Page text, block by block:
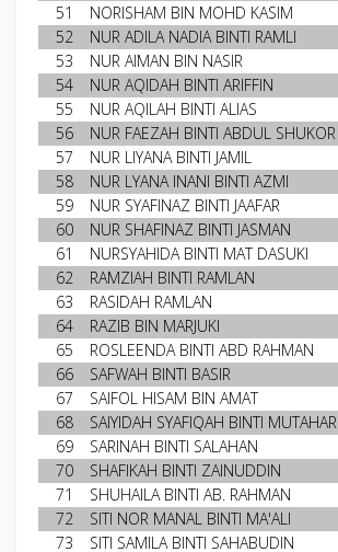
51
NORISHAM BIN MOHD KASIM
52
NUR ADILA NADIA BINTI RAMLI
53
NUR AIMAN BIN NASIR
54
NUR AQIDAH BINTI ARIFFIN
55
NUR AQILAH BINTI ALIAS
56
NUR FAEZAH BINTI ABDUL SHUKOR
57
NUR LIYANA BINTI JAMIL
58
NUR LYANA INANI BINTI AZMI
59
NUR SYAFINAZ BINTI JAAFAR
60
NUR SHAFINAZ BINTI JASMAN
61
NURSYAHIDA BINTI MAT DASUKI
62
RAMZIAH BINTI RAMLAN
63
RASIDAH RAMLAN
64
RAZIB BIN MARJUKI
65
ROSLEENDA BINTI ABD RAHMAN
66
SAFWAH BINTI BASIR
67
SAIFOL HISAM BIN AMAT
68
SAIYIDAH SYAFIQAH BINTI MUTAHAR
69
SARINAH BINTI SALAHAN
70
SHAFIKAH BINTI ZAINUDDIN
71
SHUHAILA BINTI AB. RAHMAN
72
SITI NOR MANAL BINTI MA'ALI
73
SITI SAMILA BINTI SAHABUDIN